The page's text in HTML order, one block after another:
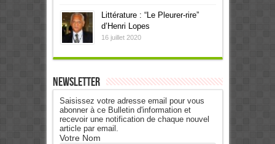
Littérature : “Le Pleurer-rire”
d’Henri Lopes
16 juillet 2020
Newsletter
Saisissez votre adresse email pour vous
abonner à ce Bulletin d'information et
recevoir une notification de chaque nouvel
article par email.
Votre Nom